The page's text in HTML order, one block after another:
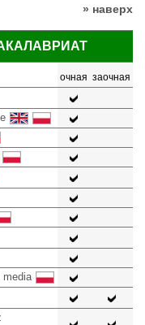
» наверх
очная заочная
media